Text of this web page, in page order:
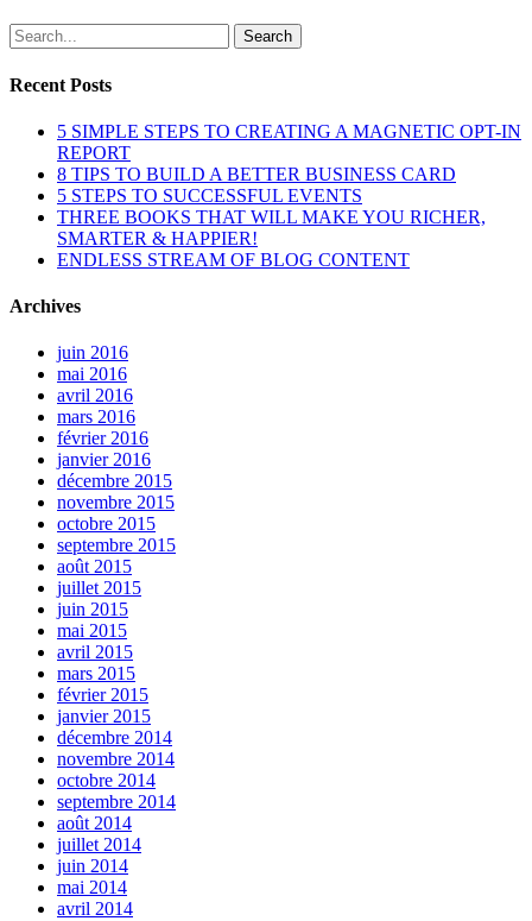
Search
Recent Posts
5 SIMPLE STEPS TO CREATING A MAGNETIC OPT-IN
REPORT
8 TIPS TO BUILD A BETTER BUSINESS CARD
5 STEPS TO SUCCESSFUL EVENTS
THREE BOOKS THAT WILL MAKE YOU RICHER,
SMARTER & HAPPIER!
ENDLESS STREAM OF BLOG CONTENT
Archives
juin 2016
mai 2016
avril 2016
mars 2016
février 2016
janvier 2016
décembre 2015
novembre 2015
octobre 2015
septembre 2015
août 2015
juillet 2015
juin 2015
mai 2015
avril 2015
mars 2015
février 2015
janvier 2015
décembre 2014
novembre 2014
octobre 2014
septembre 2014
août 2014
juillet 2014
juin 2014
mai 2014
avril 2014